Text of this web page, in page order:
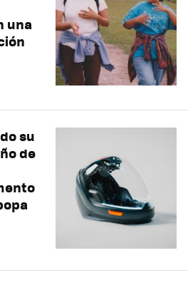
una
su
de